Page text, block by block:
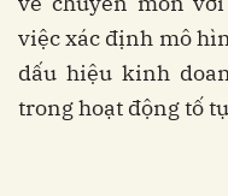
việc xác định mô
dấu hiệu kinh
trong hoạt động tố